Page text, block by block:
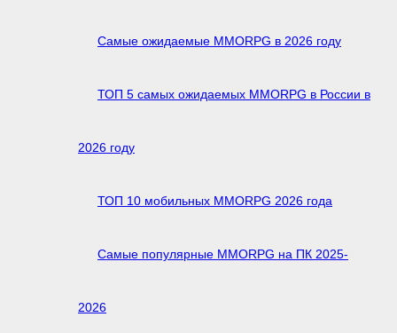
Самые ожидаемые MMORPG в 2026 году
ТОП 5 самых ожидаемых MMORPG в России в
2026 году
ТОП 10 мобильных MMORPG 2026 года
Самые популярные MMORPG на ПК 2025-
2026